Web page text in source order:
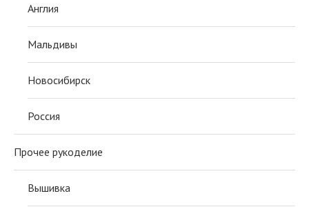
Англия
Мальдивы
Новосибирск
Россия
Прочее рукоделие
Вышивка